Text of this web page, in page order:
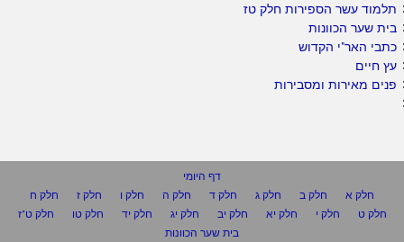
תלמוד עשר הספירות חלק טז
בית שער הכוונות
כתבי האר"י הקדוש
עץ חיים
פנים מאירות ומסבירות
דף היומי
חלק א
חלק ב חלק ג חלק ד חלק ה חלק ו חלק ז
חלק ח
חלק ט
חלק י חלק יא חלק יב חלק יג חלק יד חלק טו
חלק ט"ז
בית שער הכוונות